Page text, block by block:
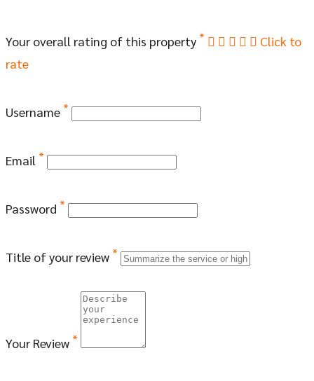
Your overall rating of this property *
Click to
rate
Username *
Email *
Password *
Title of your review *
Your Review *